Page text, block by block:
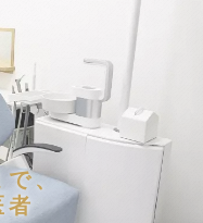
で、
者